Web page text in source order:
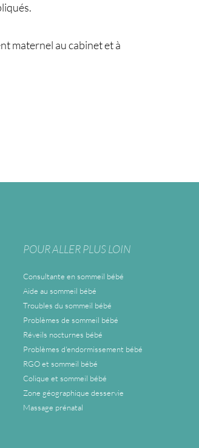
maternel au cabinet et à
POUR ALLER PLUS LOIN
Consultante en sommeil bébé
Aide au sommeil bébé
Troubles du sommeil bébé
Problèmes de sommeil bébé
Réveils nocturnes bébé
Problèmes d'endormissement bébé
RGO et sommeil bébé
Colique et sommeil bébé
Zone géographique desservie
Massage prénatal